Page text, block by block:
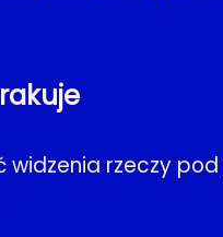
widzenia rzeczy